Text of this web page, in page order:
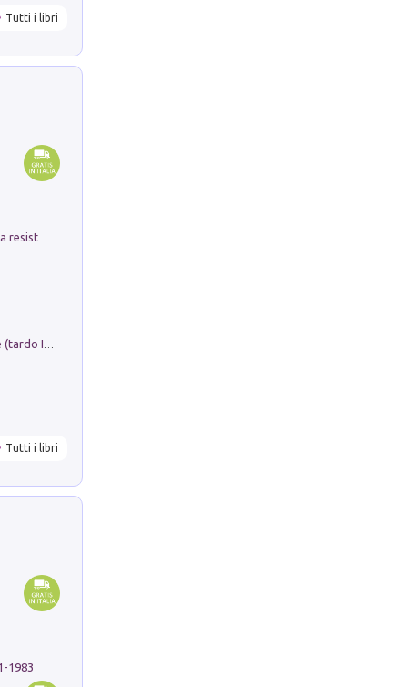
Tutti i libri
Memorial Santa Giulia. Sculture per la resistenza Monchio di Palagano
Tutti i libri
1983